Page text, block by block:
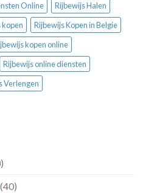
Online
Rijbewijs Halen
kopen
Rijbewijs Kopen in Belgie
kopen online
Rijbewijs online diensten
Verlengen
(40)